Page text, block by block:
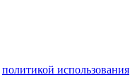
политикой использования